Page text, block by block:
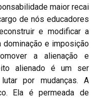
maior recai
de nós educadores
e modificar a
e imposição
a alienação e
alienado é um ser
por mudanças. A
Ela é permeada de